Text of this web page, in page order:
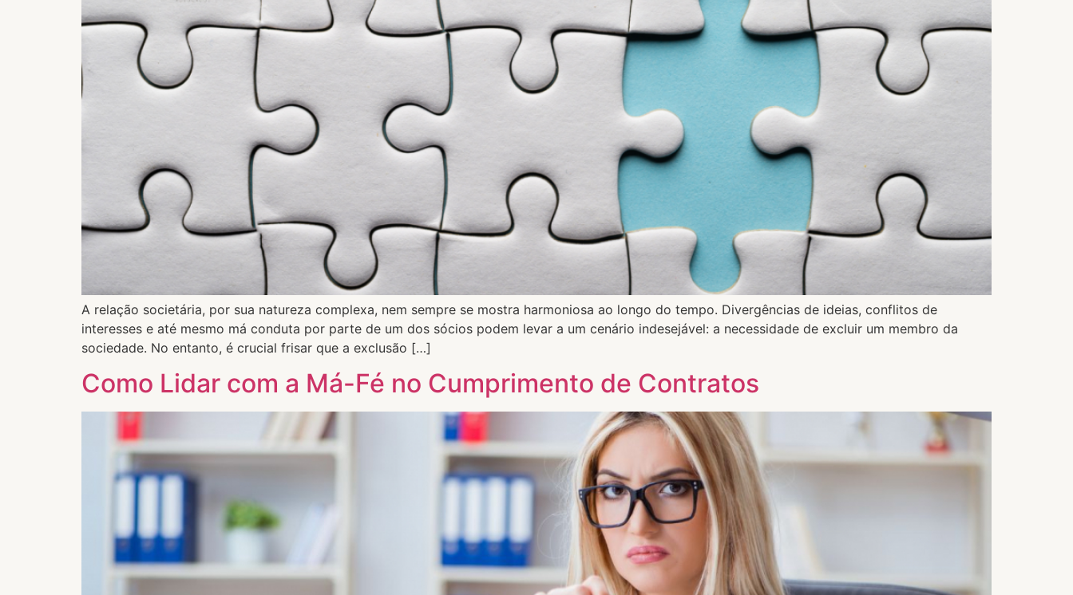
A relação societária, por sua natureza complexa, nem sempre se mostra harmoniosa ao longo do tempo. Divergências de ideias, conflitos de
interesses e até mesmo má conduta por parte de um dos sócios podem levar a um cenário indesejável: a necessidade de excluir um membro da
sociedade. No entanto, é crucial frisar que a exclusão […]
Como Lidar com a Má-Fé no Cumprimento de Contratos